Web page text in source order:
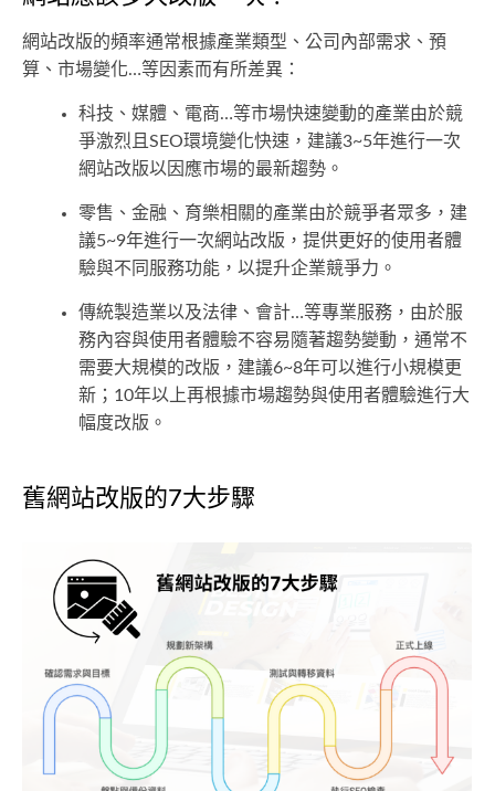
網站改版的頻率通常根據產業類型、公司內部需求、預
算、市場變化…等因素而有所差異：
科技、媒體、電商…等市場快速變動的產業由於競
爭激烈且SEO環境變化快速，建議3~5年進行一次
網站改版以因應市場的最新趨勢。
零售、金融、育樂相關的產業由於競爭者眾多，建
議5~9年進行一次網站改版，提供更好的使用者體
驗與不同服務功能，以提升企業競爭力。
傳統製造業以及法律、會計…等專業服務，由於服
務內容與使用者體驗不容易隨著趨勢變動，通常不
需要大規模的改版，建議6~8年可以進行小規模更
新；10年以上再根據市場趨勢與使用者體驗進行大
幅度改版。
舊網站改版的7大步驟